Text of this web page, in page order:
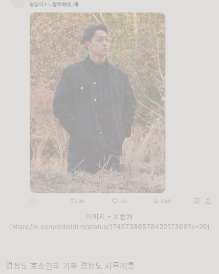
이미지 = X 캡쳐
(https://x.com/ddrddrm/status/1745738657842217366?s=20)
경상도 호소인의 가짜 경상도 사투리를